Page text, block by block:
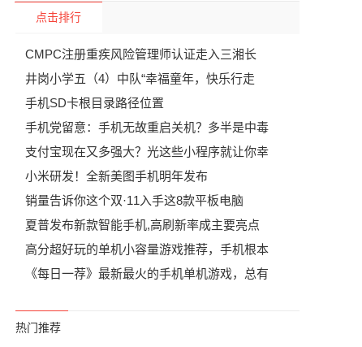
点击排行
CMPC注册重疾风险管理师认证走入三湘长
井岗小学五（4）中队“幸福童年，快乐行走
手机SD卡根目录路径位置
手机党留意：手机无故重启关机？多半是中毒
支付宝现在又多强大？光这些小程序就让你幸
小米研发！全新美图手机明年发布
销量告诉你这个双·11入手这8款平板电脑
夏普发布新款智能手机,高刷新率成主要亮点
高分超好玩的单机小容量游戏推荐，手机根本
《每日一荐》最新最火的手机单机游戏，总有
热门推荐